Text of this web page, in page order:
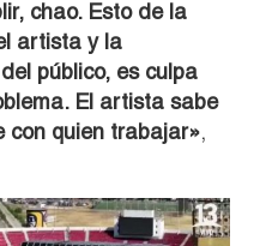
chao. Esto de la
artista y la
público, es culpa
El artista sabe
con quien trabajar»,